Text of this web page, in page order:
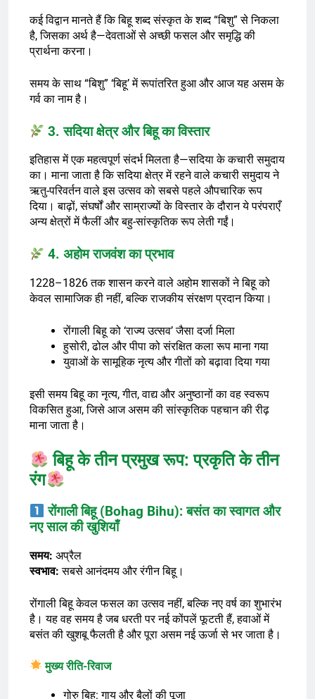
कई विद्वान मानते हैं कि बिहू शब्द संस्कृत के शब्द “बिशु” से निकला
है, जिसका अर्थ है—देवताओं से अच्छी फसल और समृद्धि की
प्रार्थना करना।
समय के साथ “बिशु” ‘बिहू’ में रूपांतरित हुआ और आज यह असम के
गर्व का नाम है।
3. सदिया क्षेत्र और बिहू का विस्तार
इतिहास में एक महत्वपूर्ण संदर्भ मिलता है—सदिया के कचारी समुदाय
का। माना जाता है कि सदिया क्षेत्र में रहने वाले कचारी समुदाय ने
ऋतु-परिवर्तन वाले इस उत्सव को सबसे पहले औपचारिक रूप
दिया। बाढ़ों, संघर्षों और साम्राज्यों के विस्तार के दौरान ये परंपराएँ
अन्य क्षेत्रों में फैलीं और बहु-सांस्कृतिक रूप लेती गईं।
4. अहोम राजवंश का प्रभाव
1228–1826 तक शासन करने वाले अहोम शासकों ने बिहू को
केवल सामाजिक ही नहीं, बल्कि राजकीय संरक्षण प्रदान किया।
रोंगाली बिहू को ‘राज्य उत्सव’ जैसा दर्जा मिला
हुसोरी, ढोल और पीपा को संरक्षित कला रूप माना गया
युवाओं के सामूहिक नृत्य और गीतों को बढ़ावा दिया गया
इसी समय बिहू का नृत्य, गीत, वाद्य और अनुष्ठानों का वह स्वरूप
विकसित हुआ, जिसे आज असम की सांस्कृतिक पहचान की रीढ़
माना जाता है।
बिहू के तीन प्रमुख रूप: प्रकृति के तीन
रंग
रोंगाली बिहू (Bohag Bihu): बसंत का स्वागत और
नए साल की खुशियाँ
समय: अप्रैल
स्वभाव: सबसे आनंदमय और रंगीन बिहू।
रोंगाली बिहू केवल फसल का उत्सव नहीं, बल्कि नए वर्ष का शुभारंभ
है। यह वह समय है जब धरती पर नई कोंपलें फूटती हैं, हवाओं में
बसंत की खुशबू फैलती है और पूरा असम नई ऊर्जा से भर जाता है।
मुख्य रीति-रिवाज
गोरु बिहू: गाय और बैलों की पूजा